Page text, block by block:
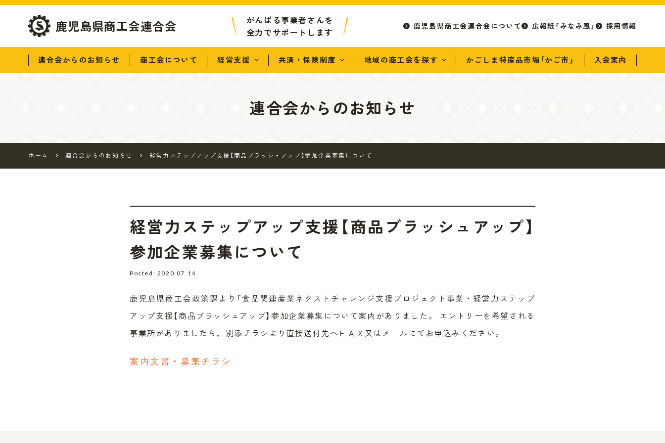
鹿児島県商工会連
がんばる事業者さんを
全力でサポートします
鹿児島県商工会連合会について 広報紙「みなみ風」 採用情報
連合会からのお知らせ 商工会について 経営支援 共済・保険制度 地域の商工会を探す かごしま特産品市場「かご市」 入会案内
連合会からのお知らせ
ホーム 連合会からのお知らせ 経営力ステップアップ支援【商品ブラッシュアップ】参加企業募集について
経営力ステップアップ支援【商品ブラッシュアップ】
参加企業募集について
Posted: 2020.07.14
鹿児島県商工会政策課より「食品関連産業ネクストチャレンジ支援プロジェクト事業・経営力ステップ
アップ支援【商品ブラッシュアップ】参加企業募集について案内がありました。 エントリーを希望される
事業所がありましたら，別添チラシより直接送付先へＦＡＸ又はメールにてお申込みください。
案内文書・募集チラシ